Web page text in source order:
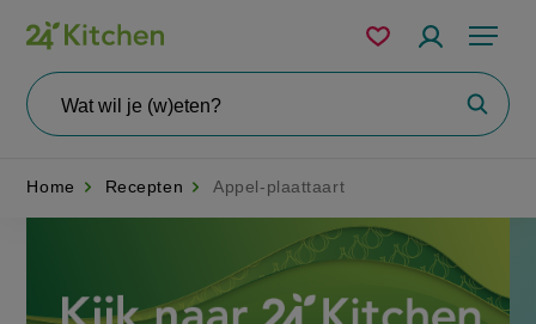
Overslaan
en
naar
de
Menu
wil
Mijn
bewaarde
Home Recepten Appel-plaattaart